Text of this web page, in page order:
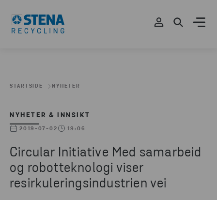
STARTSIDE NYHETER
NYHETER & INNSIKT
2019-07-02 19:06
Circular Initiative Med samarbeid
og robotteknologi viser
resirkuleringsindustrien vei